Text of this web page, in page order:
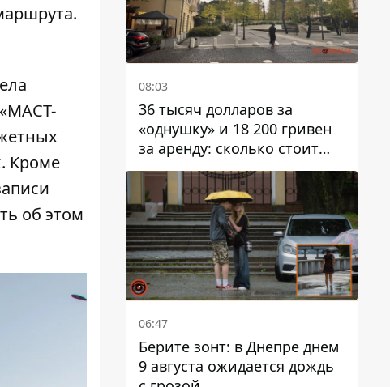
. Кроме
об этом
08:03
36 тысяч долларов за
«однушку» и 18 200 гривен
за аренду: сколько стоит
жилье в Днепропетровской
области
06:47
Берите зонт: в Днепре днем ​​
9 августа ожидается дождь